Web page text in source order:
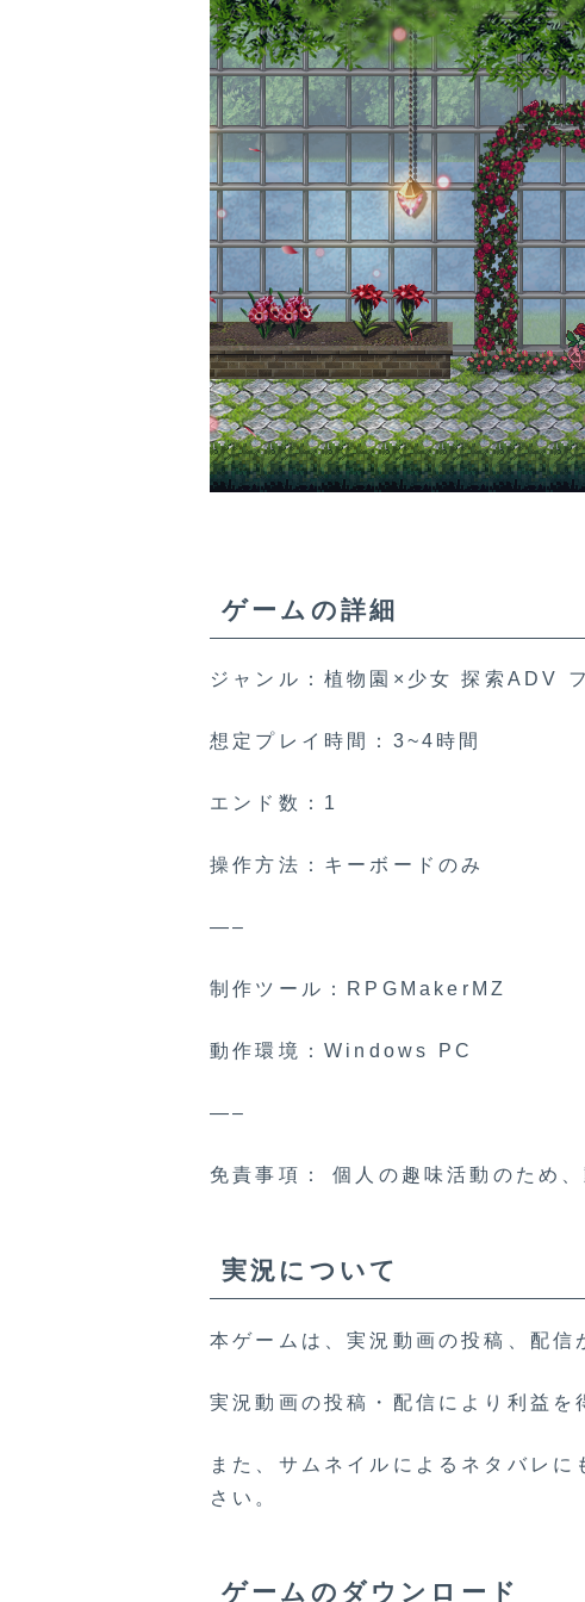
ゲームの詳細
ジャンル：植物園×少女 探索ADV
想定プレイ時間：3~4時間
エンド数：1
操作方法：キーボードのみ
—–
制作ツール：RPGMakerMZ
動作環境：Windows PC
—–
免責事項： 個人の趣味活動のため
実況について
本ゲームは、実況動画の投稿、配信
実況動画の投稿・配信により利益を
また、サムネイルによるネタバレ
さい。
ゲームのダウンロード